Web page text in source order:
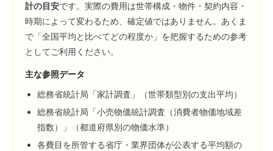
計の目安です。実際の費用は世帯構成・物件・契約内容・
時期によって変わるため、確定値ではありません。あくま
で「全国平均と比べてどの程度か」を把握するための参考
としてご利用ください。
主な参照データ
総務省統計局「家計調査」（世帯類型別の支出平均）
総務省統計局「小売物価統計調査（消費者物価地域差
指数）」（都道府県別の物価水準）
各費目を所管する省庁・業界団体が公表する平均額の